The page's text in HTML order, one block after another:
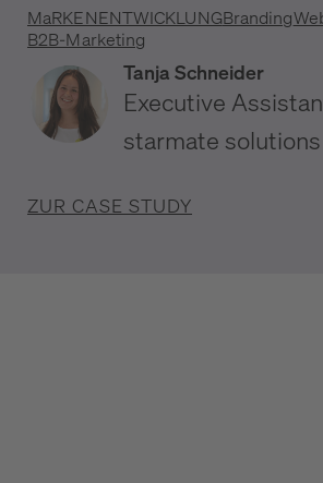
MaRKENENTWICKLUNGBranding
B2B-Marketing
Tanja Schneider
Executive
starmate
ZUR CASE STUDY